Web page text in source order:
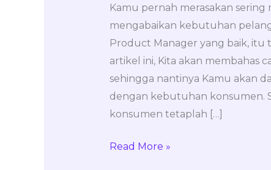
Kamu pernah merasakan
mengabaikan kebutuhan
Product Manager yang baik, itu
artikel ini, Kita akan membahas
sehingga nantinya Kamu akan
dengan kebutuhan konsumen.
konsumen tetaplah […]
Mendapatkan
Product
Market
Read More »